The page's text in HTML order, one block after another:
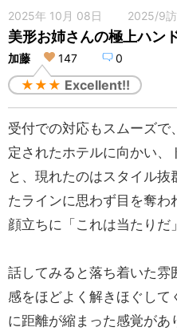
2025年 10月 08日 2025/9訪
美形お姉さんの極上ハン
加藤 147 0
★★★ Excellent!!
受付での対応もスムーズ
定されたホテルに向かい、
と、現れたのはスタイル
たラインに思わず目を奪
顔立ちに「これは当たりだ
話してみると落ち着いた
感をほどよく解きほぐして
に距離が縮まった感覚があ